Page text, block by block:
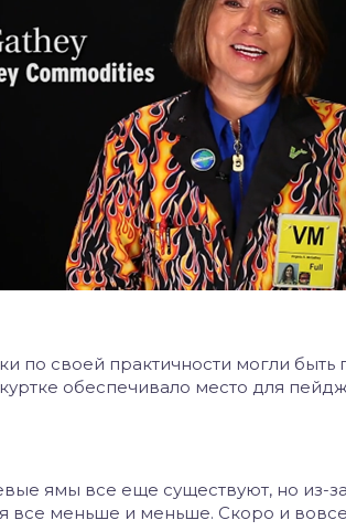
по своей практичности могли
обеспечивало место для
ямы все еще существуют, но из-
все меньше и меньше. Скоро и